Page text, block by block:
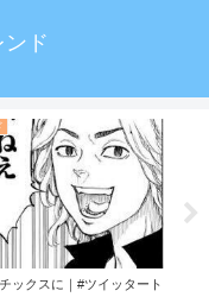
ド
ックスに｜#ツイッタート